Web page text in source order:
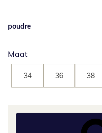
poudre
Maat
34 36 38